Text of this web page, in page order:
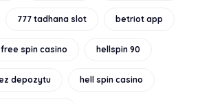
777 tadhana slot betriot app
free spin casino hellspin 90
depozytu hell spin casino